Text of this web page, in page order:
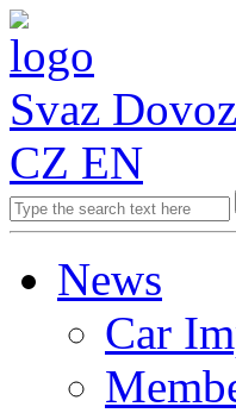
Svaz
CZ EN
News
Car